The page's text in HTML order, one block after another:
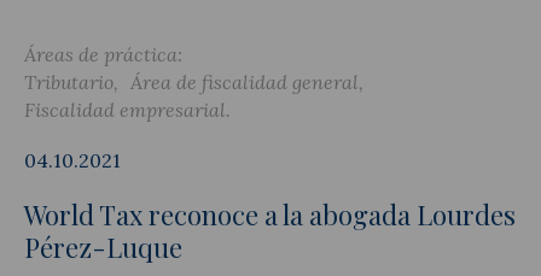
Áreas de práctica:
Tributario
Área de fiscalidad general
Fiscalidad empresarial
04.10.2021
World Tax reconoce a la abogada Lourdes
Pérez-Luque